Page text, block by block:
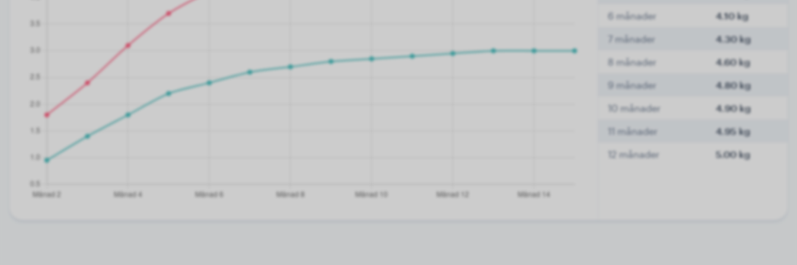
6 månader 4.10 kg
7 månader 4.30 kg
8 månader 4.60 kg
9 månader 4.80 kg
10 månader 4.90 kg
11 månader 4.95 kg
12 månader 5.00 kg